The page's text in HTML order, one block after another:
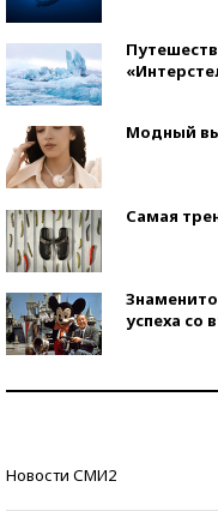
Модный
Самая
успеха со
Новости СМИ2